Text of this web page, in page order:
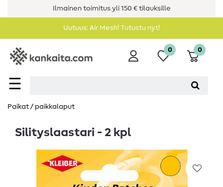
Ilmainen toimitus yli 150 € tilauksille
Uutuus: Air Mesh! Tutustu nyt!
☰
0 0
Paikat / paikkalaput
Silityslaastari - 2 kpl